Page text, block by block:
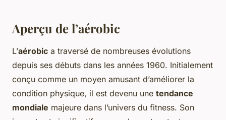
Aperçu de l’aérobic
L’aérobic a traversé de nombreuses évolutions
depuis ses débuts dans les années 1960. Initialement
conçu comme un moyen amusant d’améliorer la
condition physique, il est devenu une tendance
mondiale majeure dans l’univers du fitness. Son